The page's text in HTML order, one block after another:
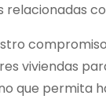
relacionadas
viviendas
que permita